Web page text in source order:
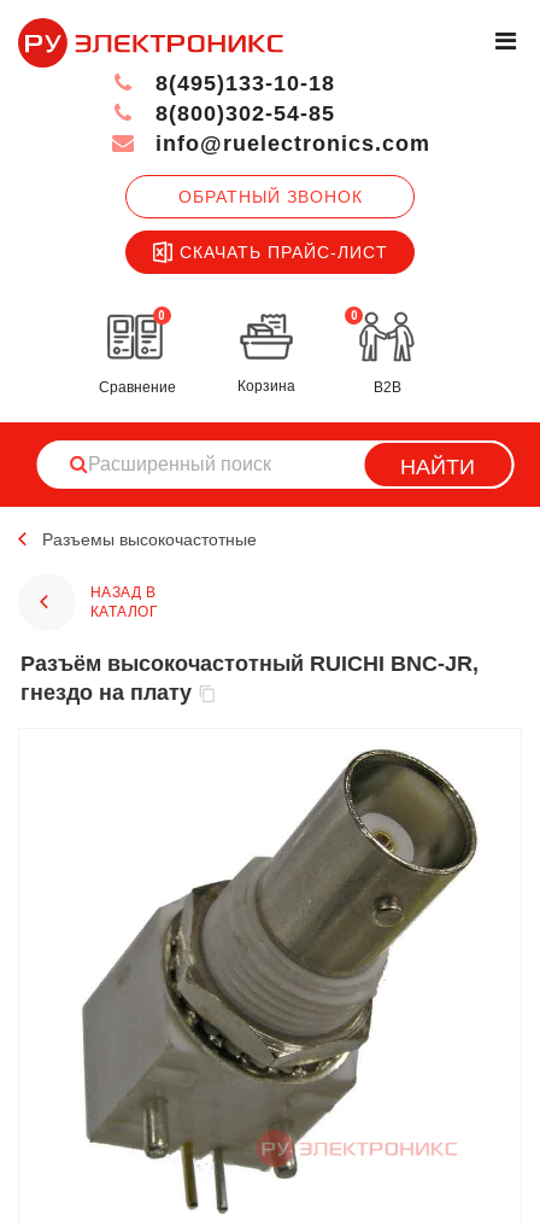
ОБРАТНЫЙ ЗВОНОК
СКАЧАТЬ ПРАЙС-ЛИСТ
8(495)133-10-18
8(800)302-54-85
info@ruelectronics.com
0
Сравнение
0
Корзина B2B
НАЙТИ
Разъемы высокочастотные
НАЗАД В
КАТАЛОГ
Разъём высокочастотный RUICHI BNC-JR,
гнездо на плату